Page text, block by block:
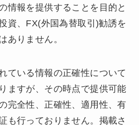
情報を提供することを目的と
資、FX(外国為替取引)勧誘を
ありません。
ている情報の正確性について
ますが、その時点で提供可能
完全性、正確性、適用性、有
も行っておりません。掲載さ